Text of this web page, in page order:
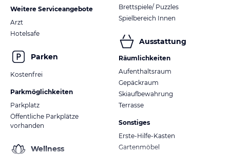
Weitere Serviceangebote
Arzt
Hotelsafe
Parken
Kostenfrei
Parkmöglichkeiten
Parkplatz
Öffentliche Parkplätze
vorhanden
Wellness
Brettspiele/ Puzzles
Spielbereich Innen
Ausstattung
Räumlichkeiten
Aufenthaltsraum
Gepäckraum
Skiaufbewahrung
Terrasse
Sonstiges
Erste-Hilfe-Kasten
Gartenmöbel